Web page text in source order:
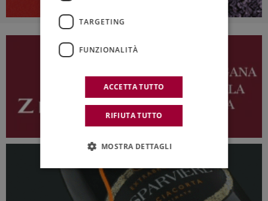
TARGETING
FUNZIONALITÀ
ACCETTA TUTTO
RIFIUTA TUTTO
MOSTRA DETTAGLI